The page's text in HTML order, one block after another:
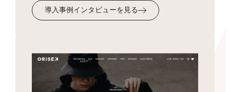
3,300円
お客様へ送付するメール文面のフォーマットを作成・設
導入事例インタビューを見る